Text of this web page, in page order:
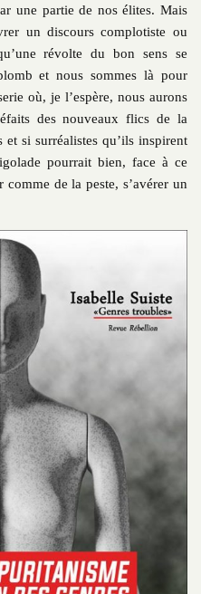
une partie de nos élites. Mais
un discours complotiste ou
révolte du bon sens se
et nous sommes là pour
où, je l’espère, nous aurons
des nouveaux flics de la
et si surréalistes qu’ils inspirent
pourrait bien, face à ce
de la peste, s’avérer un